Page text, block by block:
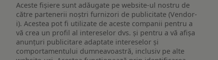
Aceste fișiere sunt adăugate pe website-ul nostru de
către partenerii noștri furnizori de publicitate (Vendor-
i). Acestea pot fi utilizate de aceste companii pentru a
vă crea un profil al intereselor dvs. și pentru a vă afișa
anunțuri publicitare adaptate intereselor și
comportamentului dumneavoastră, inclusiv pe alte